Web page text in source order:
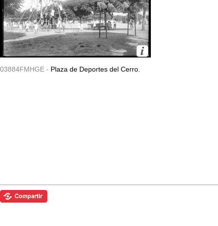
03884FMHGE - Plaza de Deportes del Cerro.